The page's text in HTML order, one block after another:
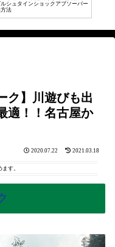
アブソーバー
ジ！実際に投資してみた
ク】川遊びも出
適！！名古屋か
2020.07.22 2021.03.18
す。